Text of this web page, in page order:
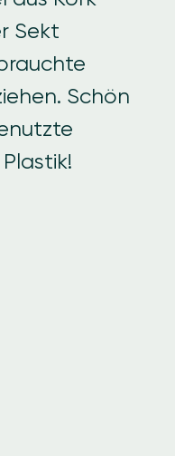
Sekt
Schön